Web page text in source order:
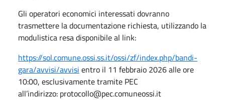
Gli operatori economici interessati dovranno
trasmettere la documentazione richiesta, utilizzando la
modulistica resa disponibile al link:
https://sol.comune.ossi.ss.it/ossi/zf/index.php/bandi-
gara/avvisi/avvisi entro il 11 febbraio 2026 alle ore
10:00, esclusivamente tramite PEC
all’indirizzo: protocollo@pec.comuneossi.it